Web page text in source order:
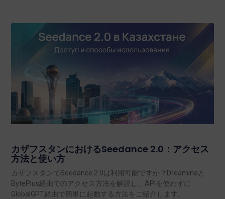
カザフスタンにおけるSeedance 2.0：アクセス
方法と使い方
カザフスタンでSeedance 2.0は利用可能ですか？Dreaminaと
BytePlus経由でのアクセス方法を解説し、APIを使わずに
GlobalGPT経由で簡単に起動する方法をご紹介します。.